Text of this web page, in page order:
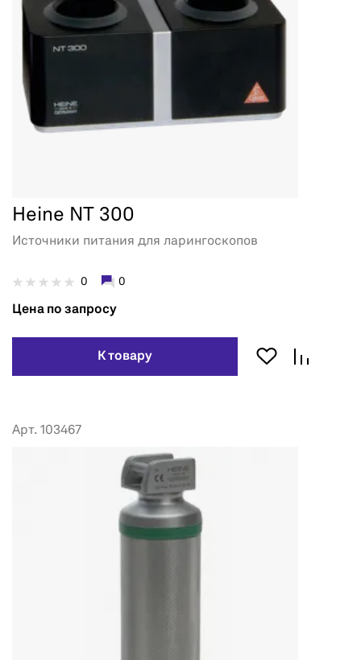
Heine NT 300
Источники питания для ларингоскопов
0 0
Цена по запросу
К товару
Арт. 103467